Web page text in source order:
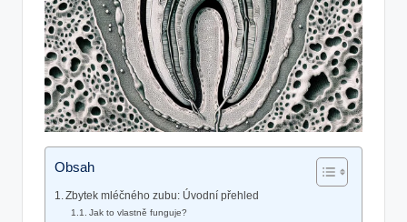
Obsah
Zbytek mléčného zubu: Úvodní přehled
Jak to vlastně funguje?